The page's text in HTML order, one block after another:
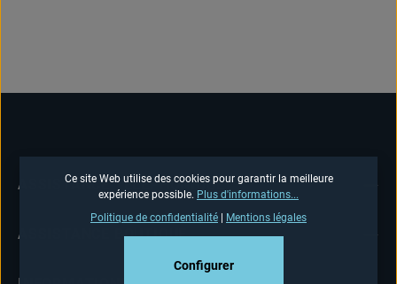
ASSISTANCE TÉLÉPHONIQUE
ASSISTANCE BOUTIQUE
Ce site Web utilise des cookies pour garantir la meilleure
expérience possible. Plus d'informations...
Politique de confidentialité | Mentions légales
Configurer